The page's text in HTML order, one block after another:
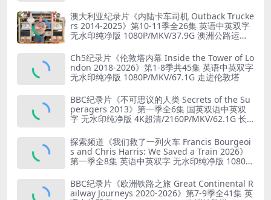
澳大利亚纪录片《内陆卡车司机 Outback Trucke
rs 2014-2025》第10-11季全26集 英语中英双字
无水印纯净版 1080P/MKV/37.9G 澳洲公路运输
Ch5纪录片《伦敦塔内幕 Inside the Tower of Lo
ndon 2018-2026》第1-8季共45集 英语中英双字
无水印纯净版 1080P/MKV/67.1G 走进伦敦塔
BBC纪录片《不可思议的人类 Secrets of the Su
peragers 2013》第一季全6集 国英双语中英双
字 无水印纯净版 4K超清/2160P/MKV/62.1G 长
探索频道《我们救了一列火车 Francis Bourgeoi
s and Chris Harris: We Saved a Train 2026》
第一季全8集 英语中英双字 无水印纯净版 1080P/
BBC纪录片《欧洲铁路之旅 Great Continental R
ailway Journeys 2020-2026》第7-9季全41集 英